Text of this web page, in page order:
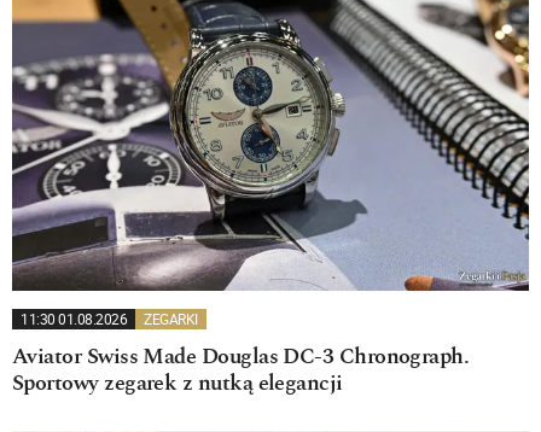
11:30 01.08.2026 ZEGARKI
Aviator Swiss Made Douglas DC-3 Chronograph.
Sportowy zegarek z nutką elegancji